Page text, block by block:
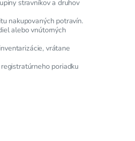
stravníkov a druhov
nakupovaných potravín.
alebo vnútorných
vrátane
poriadku